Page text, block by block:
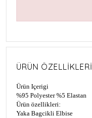
ÜRÜN ÖZELLIKLERI
Ürün Içerigi
%95 Polyester%5 Elastan
Ürün özellikleri:
Yaka Bagcikli Elbise